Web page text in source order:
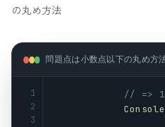
の丸め方法
1
2
3
// => 1
Console